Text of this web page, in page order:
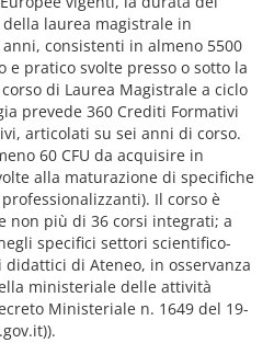
laurea magistrale in
consistenti in almeno 5500
e pratico svolte presso o sotto la
di Laurea Magistrale a ciclo
prevede 360 Crediti Formativi
articolati su sei anni di corso.
60 CFU da acquisire in
alla maturazione di specifiche
Il corso è
non più di 36 corsi integrati; a
specifici settori scientifico-
di Ateneo, in osservanza
ministeriale delle attività
Ministeriale n. 1649 del 19-